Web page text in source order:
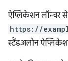
ऐप्लिकेशन लॉन्चर
https://
स्टैंडअलोन